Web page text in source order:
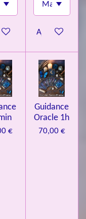
au panierAjouter au
€
Guidance
Oracle 1h
70,00 €